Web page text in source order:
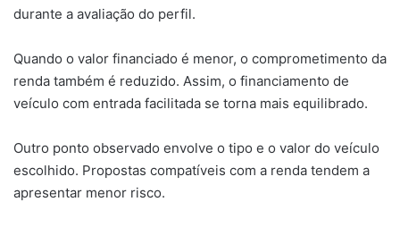
durante a avaliação do perfil.
Quando o valor financiado é menor, o comprometimento da
renda também é reduzido. Assim, o financiamento de
veículo com entrada facilitada se torna mais equilibrado.
Outro ponto observado envolve o tipo e o valor do veículo
escolhido. Propostas compatíveis com a renda tendem a
apresentar menor risco.